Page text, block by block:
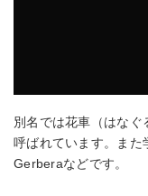
別名では花車（はなぐ
呼ばれています。また
Gerberaなどです。